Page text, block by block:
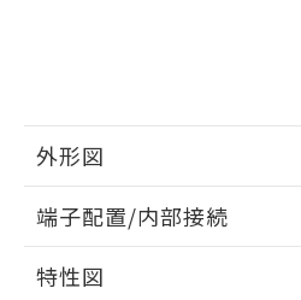
外形図
外形図
端子配置/内部接続
特性図
欄に対応日を記載してお
既に当社にて対応品への
していることから、特段
り、2022年1月12日より
す。